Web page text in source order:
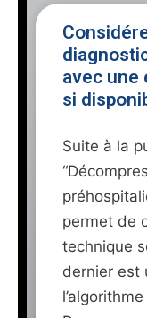
avec une
si
Suite à la
permet de
technique
dernier est